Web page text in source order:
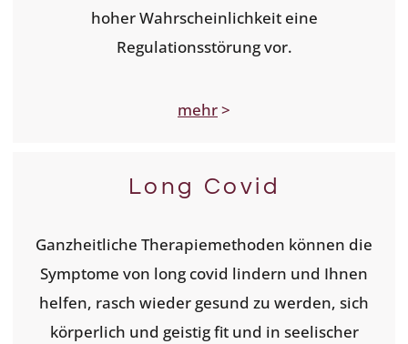
hoher Wahrscheinlichkeit eine
Regulationsstörung vor.
mehr>
Long Covid
Ganzheitliche Therapiemethoden können die
Symptome von long covid lindern und Ihnen
helfen, rasch wieder gesund zu werden, sich
körperlich und geistig fit und in seelischer